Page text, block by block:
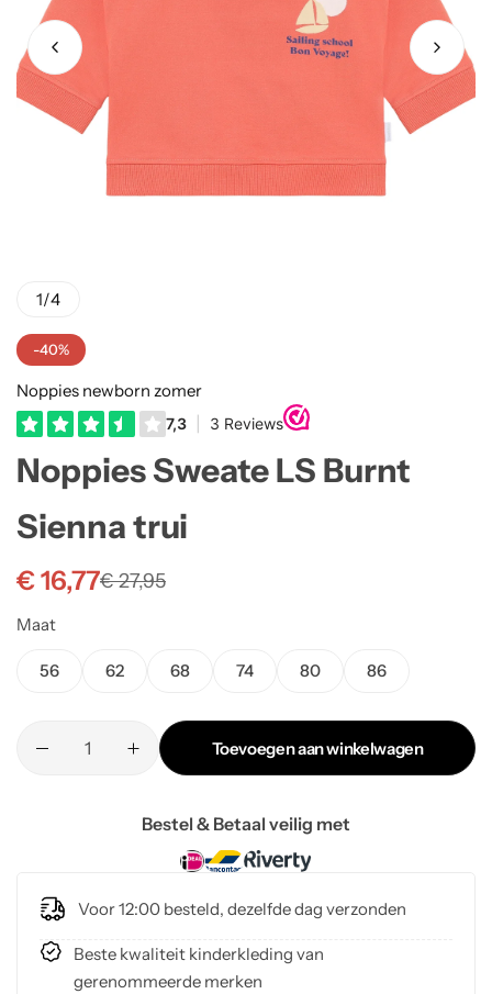
1/4
-40%
Noppies newborn zomer
Noppies Sweate LS Burnt
Sienna trui
€27,95
€16,77
Maat
56 62 68 74 80 86
Toevoegen aan winkelwagen
Bestel & Betaal veilig met
Voor 12:00 besteld, dezelfde dag verzonden
Beste kwaliteit kinderkleding van
gerenommeerde merken
Truien
Vesten
Rokjes
T-shirts meisjes
Truien Meisjes
Vesten meisjes
Rellix Zomer
Quapi zomer
Like Flo zomer